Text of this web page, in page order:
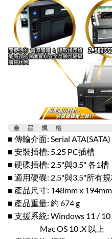
■ 傳輸介面: Serial ATA(SATA)
■ 安裝插槽: 5.25 PC插槽
■ 硬碟插槽: 2.5"與3.5" 各1槽
■ 適用硬碟: 2.5"與3.5"所有
■ 產品尺寸: 148mm x
■ 產品重量: 約 674 g
■ 支援系統: Windows 11 /
Mac OS 10 .X 以上